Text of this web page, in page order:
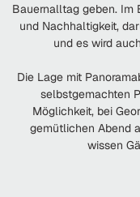
Bauernalltag geben.
und Nachhaltigkeit,
und es wird
Die Lage mit
selbstgemachten
Möglichkeit, bei
gemütlichen Abend
wissen